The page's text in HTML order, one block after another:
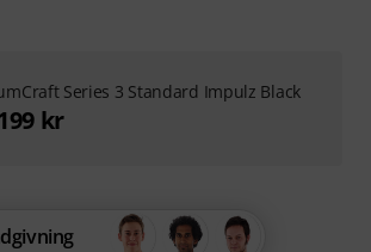
Series 3 Standard Impulz Black
kr